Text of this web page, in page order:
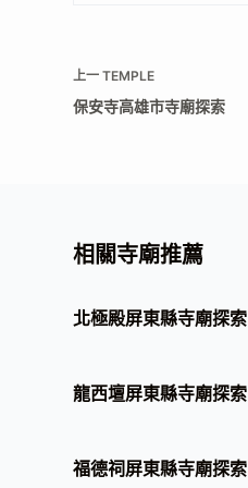
上一TEMPLE
保安寺高雄市寺廟探索
相關寺廟推薦
北極殿屏東縣寺廟探索
龍西壇屏東縣寺廟探索
福德祠屏東縣寺廟探索